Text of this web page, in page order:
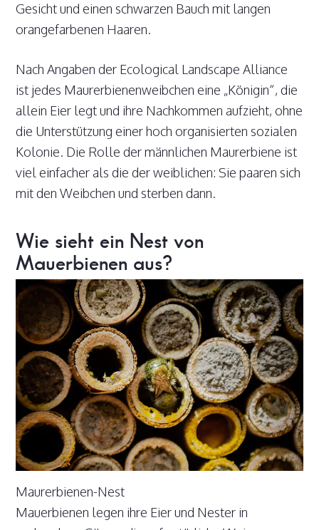
Gesicht und einen schwarzen Bauch mit langen
orangefarbenen Haaren.
Nach Angaben der Ecological Landscape Alliance
ist jedes Maurerbienenweibchen eine „Königin“, die
allein Eier legt und ihre Nachkommen aufzieht, ohne
die Unterstützung einer hoch organisierten sozialen
Kolonie. Die Rolle der männlichen Maurerbiene ist
viel einfacher als die der weiblichen: Sie paaren sich
mit den Weibchen und sterben dann.
Wie sieht ein Nest von
Mauerbienen aus?
Maurerbienen-Nest
Mauerbienen legen ihre Eier und Nester in